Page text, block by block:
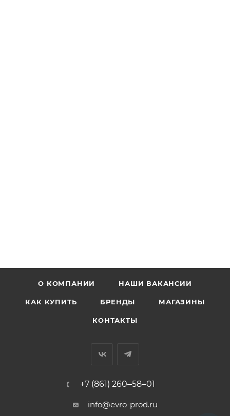
О КОМПАНИИ НАШИ ВАКАНСИИ
КАК КУПИТЬ БРЕНДЫ МАГАЗИНЫ
КОНТАКТЫ
+7 (861) 260‒58‒01
info@evro-prod.ru